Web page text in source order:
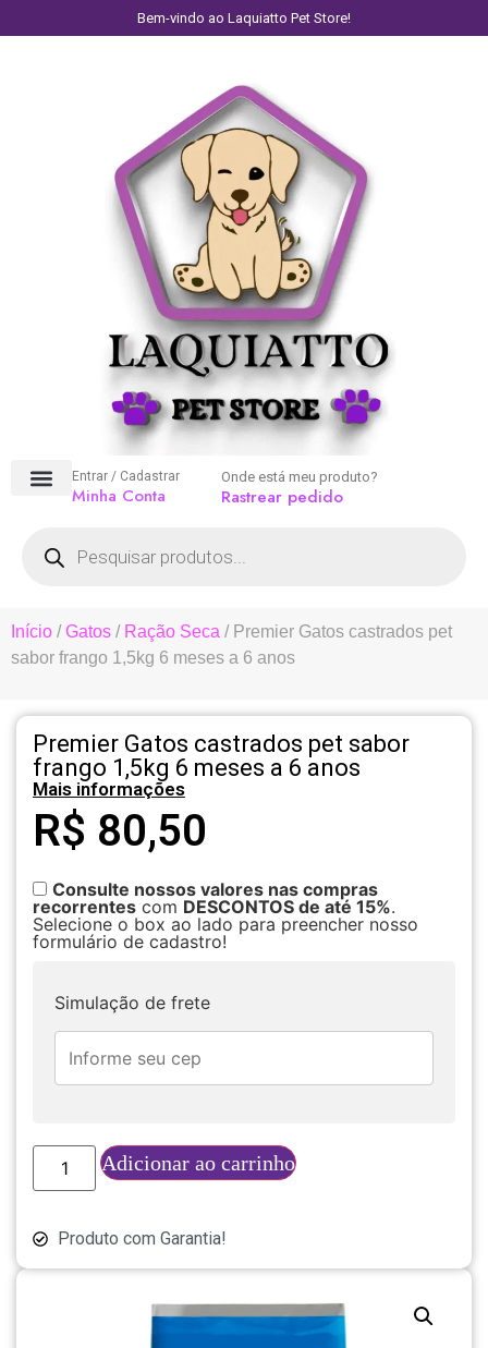
Bem-vindo ao Laquiatto Pet Store!
Entrar / Cadastrar
Minha Conta
Onde está meu produto?
Rastrear pedido
Início /Gatos / Ração Seca / Premier Gatos castrados pet
sabor frango 1,5kg 6 meses a 6 anos
Premier Gatos castrados pet sabor
frango 1,5kg 6 meses a 6 anos
Mais informações
R$ 80,50
Consulte nossos valores nas compras
recorrentes com DESCONTOS de até 15%.
Selecione o box ao lado para preencher nosso
formulário de cadastro!
Simulação de frete
Adicionar ao carrinho
Produto com Garantia!